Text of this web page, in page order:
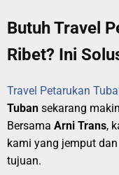
Butuh Travel
Ribet? Ini
Travel Petarukan
Tuban sekarang
Bersama Arni Trans,
kami yang jemput
tujuan.